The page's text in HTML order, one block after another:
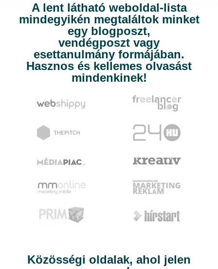
A lent látható weboldal-lista
mindegyikén megtaláltok minket
egy blogposzt,
vendégposzt vagy
esettanulmány formájában.
Hasznos és kellemes olvasást
mindenkinek!
Közösségi oldalak, ahol jelen